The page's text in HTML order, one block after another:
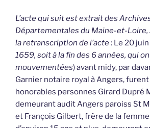
L’acte qui suit est extrait des
Départementales du Maine-et-Loire,
la retranscription de l’acte: Le 20
1659, soit à la fin des 6 années, qui
mouvementées) avant midy, par
Garnier notaire royal à Angers,
honorables personnes Girard Dupré
demeurant audit Angers paroiss St
et François Gilbert, frère de la